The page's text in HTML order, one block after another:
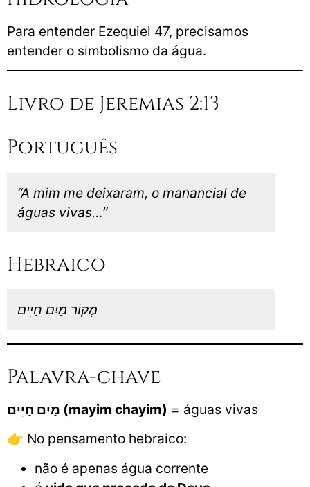
Para entender Ezequiel 47, precisamos
entender o simbolismo da água.
Livro de Jeremias 2:13
Português
“A mim me deixaram, o manancial de
águas vivas…”
Hebraico
מְקוֹר מַיִם חַיִּים
Palavra-chave
מַיִם חַיִּים (mayim chayim) = águas vivas
👉 No pensamento hebraico:
não é apenas água corrente